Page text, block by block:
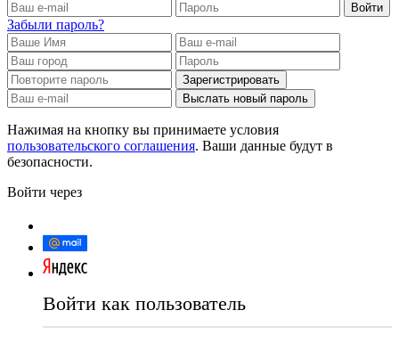
Войти
Забыли пароль?
Зарегистрировать
Выслать новый пароль
Нажимая на кнопку вы принимаете условия
пользовательского соглашения. Ваши данные будут в
безопасности.
Войти через
Войти как пользователь